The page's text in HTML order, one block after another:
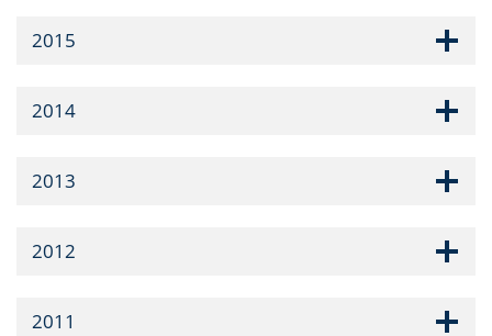
2015
2014
2013
2012
2011